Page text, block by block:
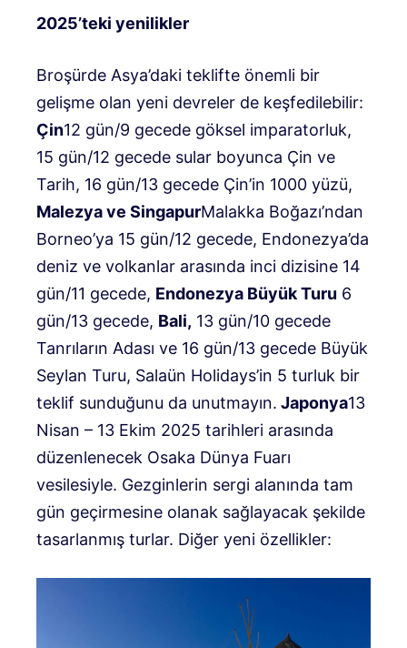
2025’teki yenilikler
Broşürde Asya’daki teklifte önemli bir
gelişme olan yeni devreler de keşfedilebilir:
Çin12 gün/9 gecede göksel imparatorluk,
15 gün/12 gecede sular boyunca Çin ve
Tarih, 16 gün/13 gecede Çin’in 1000 yüzü,
Malezya ve SingapurMalakka Boğazı’ndan
Borneo’ya 15 gün/12 gecede, Endonezya’da
deniz ve volkanlar arasında inci dizisine 14
gün/11 gecede, Endonezya Büyük Turu 6
gün/13 gecede, Bali, 13 gün/10 gecede
Tanrıların Adası ve 16 gün/13 gecede Büyük
Seylan Turu, Salaün Holidays’in 5 turluk bir
teklif sunduğunu da unutmayın. Japonya13
Nisan – 13 Ekim 2025 tarihleri ​​arasında
düzenlenecek Osaka Dünya Fuarı
vesilesiyle. Gezginlerin sergi alanında tam
gün geçirmesine olanak sağlayacak şekilde
tasarlanmış turlar. Diğer yeni özellikler: